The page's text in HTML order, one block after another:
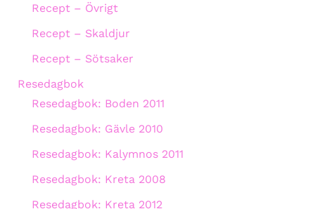
Recept – Övrigt
Recept – Skaldjur
Recept – Sötsaker
Resedagbok
Resedagbok: Boden 2011
Resedagbok: Gävle 2010
Resedagbok: Kalymnos 2011
Resedagbok: Kreta 2008
Resedagbok: Kreta 2012